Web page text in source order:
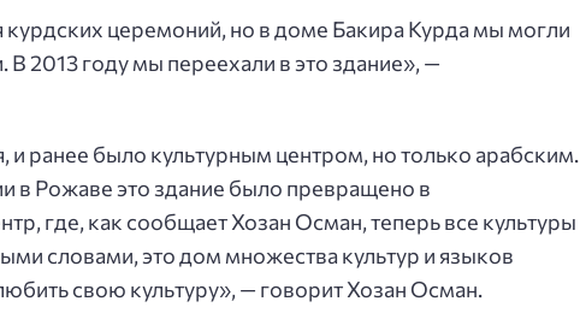
церемоний, но в доме Бакира Курда мы могли
В 2013 году мы переехали в это здание», —
ранее было культурным центром, но только арабским.
в Рожаве это здание было превращено в
где, как сообщает Хозан Осман, теперь все культуры
словами, это дом множества культур и языков
свою культуру», — говорит Хозан Осман.